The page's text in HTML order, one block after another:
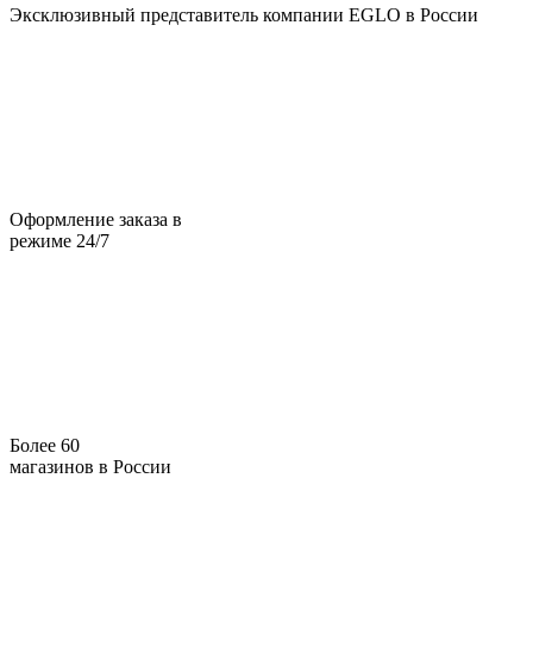
Эксклюзивный представитель компании EGLO в России
Оформление заказа в
режиме 24/7
Более 60
магазинов в России